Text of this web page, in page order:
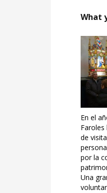
What
En el
Faroles
de
por la
Una